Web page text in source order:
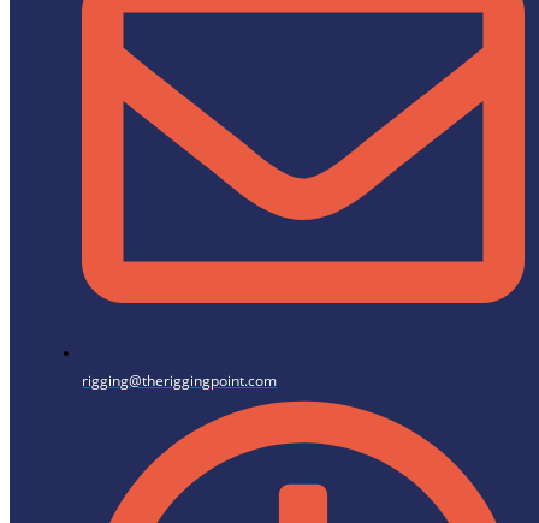
rigging@theriggingpoint.com